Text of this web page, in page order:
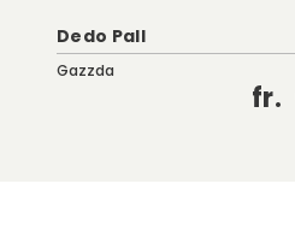
Dedo Pall
Gazzda
fr.